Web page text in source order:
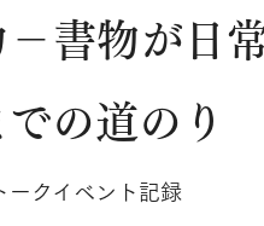
書物が日
の道のり
クイベント記録